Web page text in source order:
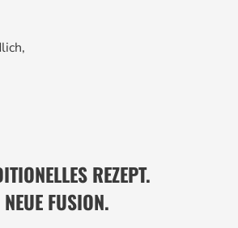
REZEPT.
NEUE FUSION.